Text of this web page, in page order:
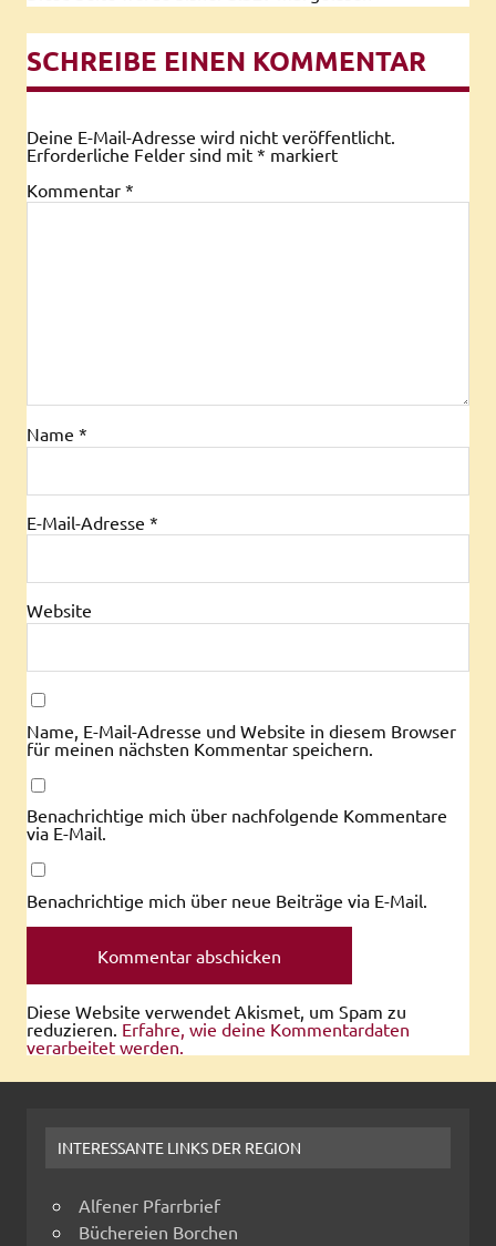
SCHREIBE EINEN KOMMENTAR
Deine E-Mail-Adresse wird nicht veröffentlicht.
Erforderliche Felder sind mit * markiert
Kommentar *
Name *
E-Mail-Adresse *
Website
Name, E-Mail-Adresse und Website in diesem Browser
für meinen nächsten Kommentar speichern.
Benachrichtige mich über nachfolgende Kommentare
via E-Mail.
Benachrichtige mich über neue Beiträge via E-Mail.
Diese Website verwendet Akismet, um Spam zu
reduzieren. Erfahre, wie deine Kommentardaten
verarbeitet werden.
INTERESSANTE LINKS DER REGION
Alfener Pfarrbrief
Büchereien Borchen